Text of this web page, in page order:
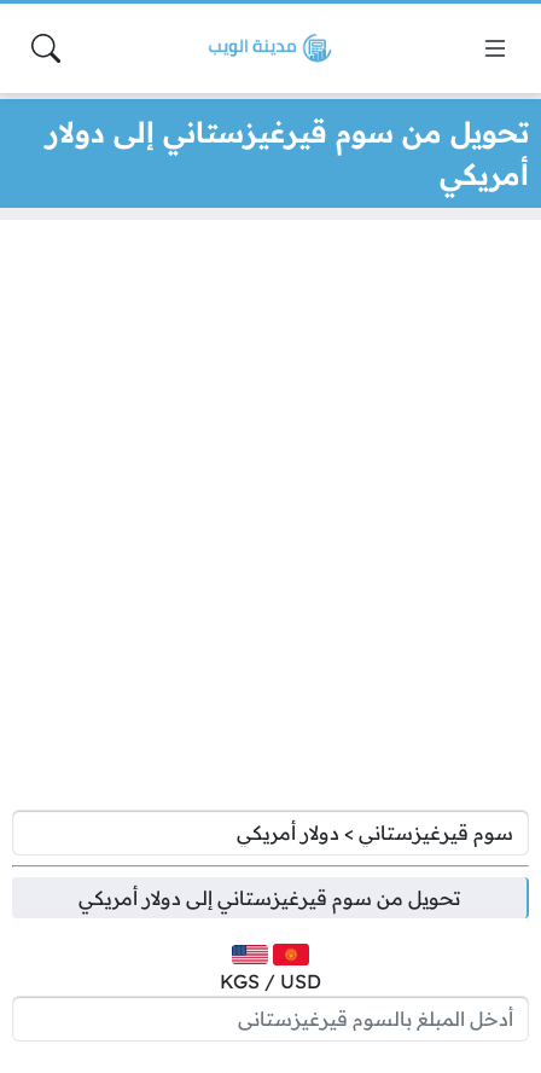
تحويل من سوم قيرغيزستاني إلى دولار
أمريكي
تحويل من سوم قيرغيزستاني إلى دولار أمريكي
KGS / USD